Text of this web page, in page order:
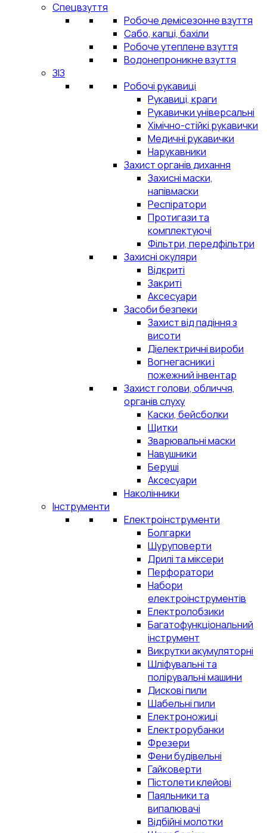
Спецвзуття
Робоче демісезонне взуття
Сабо, капці, бахіли
Робоче утеплене взуття
Водонепроникне взуття
ЗІЗ
Робочі рукавиці
Рукавиці, краги
Рукавички універсальні
Хімічно-стійкі рукавички
Медичні рукавички
Нарукавники
Захист органів дихання
Захисні маски,
напівмаски
Респіратори
Протигази та
комплектуючі
Фільтри, передфільтри
Захисні окуляри
Відкриті
Закриті
Аксесуари
Засоби безпеки
Захист від падіння з
висоти
Діелектричні вироби
Вогнегасники і
пожежний інвентар
Захист голови, обличчя,
органів слуху
Каски, бейсболки
Щитки
Зварювальні маски
Навушники
Беруші
Аксесуари
Наколінники
Інструменти
Електроінструменти
Болгарки
Шуруповерти
Дрилі та міксери
Перфоратори
Набори
електроінструментів
Електролобзики
Багатофункціональний
інструмент
Викрутки акумуляторні
Шліфувальні та
полірувальні машини
Дискові пили
Шабельні пили
Електроножиці
Електрорубанки
Фрезери
Фени будівельні
Гайковерти
Пістолети клейові
Паяльники та
випалювачі
Відбійні молотки